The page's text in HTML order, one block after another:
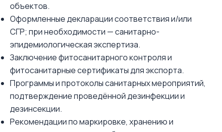
объектов.
Оформленные декларации соответствия и/или
СГР; при необходимости — санитарно-
эпидемиологическая экспертиза.
Заключение фитосанитарного контроля и
фитосанитарные сертификаты для экспорта.
Программы и протоколы санитарных мероприятий,
подтверждение проведённой дезинфекции и
дезинсекции.
Рекомендации по маркировке, хранению и